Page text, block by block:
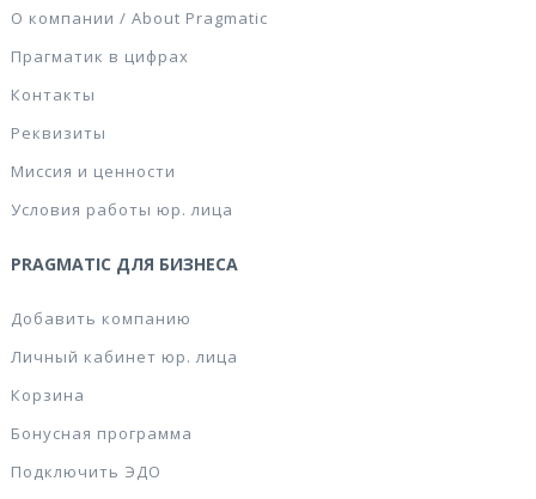
О компании / About Pragmatic
Прагматик в цифрах
Контакты
Реквизиты
Миссия и ценности
Условия работы юр. лица
PRAGMATIC ДЛЯ БИЗНЕСА
Добавить компанию
Личный кабинет юр. лица
Корзина
Бонусная программа
Подключить ЭДО